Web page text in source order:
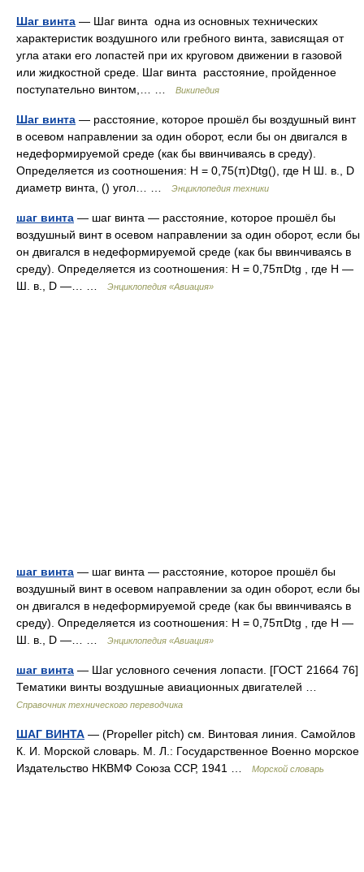
Шаг винта — Шаг винта одна из основных технических
характеристик воздушного или гребного винта, зависящая от
угла атаки его лопастей при их круговом движении в газовой
или жидкостной среде. Шаг винта расстояние, пройденное
поступательно винтом,… …
Википедия
Шаг винта — расстояние, которое прошёл бы воздушный винт
в осевом направлении за один оборот, если бы он двигался в
недеформируемой среде (как бы ввинчиваясь в среду).
Определяется из соотношения: H = 0,75(π)Dtg(), где Н Ш. в., D
диаметр винта, () угол… …
Энциклопедия техники
шаг винта — шаг винта — расстояние, которое прошёл бы
воздушный винт в осевом направлении за один оборот, если бы
он двигался в недеформируемой среде (как бы ввинчиваясь в
среду). Определяется из соотношения: H = 0,75πDtg , где H —
Ш. в., D —… …
Энциклопедия «Авиация»
шаг винта — шаг винта — расстояние, которое прошёл бы
воздушный винт в осевом направлении за один оборот, если бы
он двигался в недеформируемой среде (как бы ввинчиваясь в
среду). Определяется из соотношения: H = 0,75πDtg , где H —
Ш. в., D —… …
Энциклопедия «Авиация»
шаг винта — Шаг условного сечения лопасти. [ГОСТ 21664 76]
Тематики винты воздушные авиационных двигателей …
Справочник технического переводчика
ШАГ ВИНТА — (Propeller pitch) см. Винтовая линия. Самойлов
К. И. Морской словарь. М. Л.: Государственное Военно морское
Издательство НКВМФ Союза ССР, 1941 …
Морской словарь